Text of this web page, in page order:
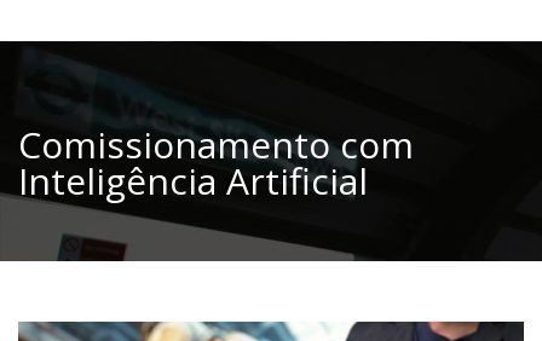
Comissionamento com
Inteligência Artificial